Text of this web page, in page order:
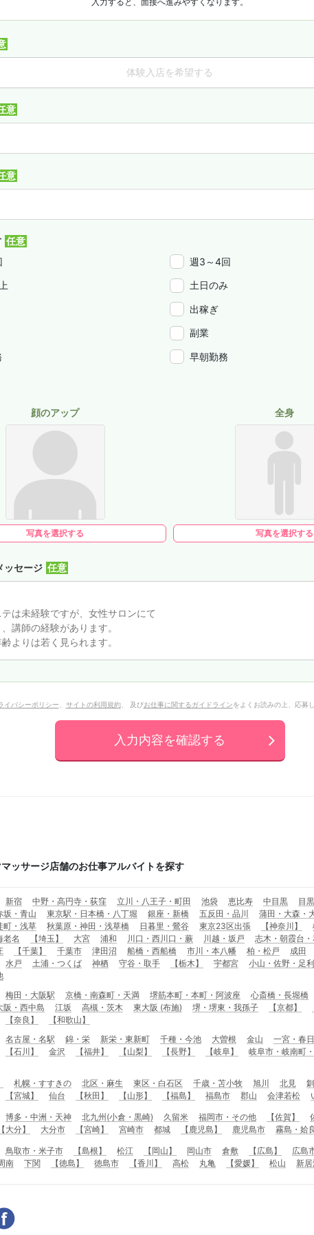
体験入店を希望する
週3～4回
土日のみ
出稼ぎ
副業
早朝勤務
顔のアップ
写真を選択する
全身
写真を選択する
ッセージ
イバシーポリシー サイトの利用規約、 及びお仕事に関するガイドラインをよくお読みの上、応募
入力内容を確認する
ッサージ店舗のお仕事アルバイトを探す
新宿 中野・高円寺・荻窪 立川・八王子・町田 池袋 恵比寿 中目黒 目
坂・青山
東京駅・日本橋・八丁堀 銀座・新橋 五反田・品川 蒲田・大森・
町・浅草
秋葉原・神田・浅草橋 日暮里・鶯谷 東京23区出張 【神奈川】
老名
【埼玉】 大宮 浦和 川口・西川口・蕨 川越・坂戸 志木・朝霞台
【千葉】 千葉市 津田沼 船橋・西船橋 市川・本八幡 柏・松戸 成田
水戸 土浦・つくば 神栖 守谷・取手 【栃木】 宇都宮 小山・佐野・足利
梅田・大阪駅 京橋・南森町・天満 堺筋本町・本町・阿波座 心斎橋・長堀橋
阪・西中島
江坂 高槻・茨木 東大阪 (布施) 堺・堺東・我孫子 【京都】
【奈良】 【和歌山】
名古屋・名駅 錦・栄 新栄・東新町 千種・今池 大曽根 金山 一宮・春
【石川】 金沢 【福井】 【山梨】 【長野】 【岐阜】 岐阜市・岐南町
札幌・すすきの 北区・麻生 東区・白石区 千歳・苫小牧 旭川 北見
【宮城】 仙台 【秋田】 【山形】 【福島】 福島市 郡山 会津若松
博多・中洲・天神 北九州(小倉・黒崎) 久留米 福岡市・その他 【佐賀】
【大分】 大分市 【宮崎】 宮崎市 都城 【鹿児島】 鹿児島市 霧島・姶
鳥取市・米子市 【島根】 松江 【岡山】 岡山市 倉敷 【広島】 広島
南 下関 【徳島】 徳島市 【香川】 高松 丸亀 【愛媛】 松山 新